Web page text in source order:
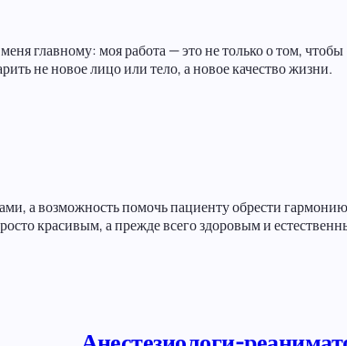
главному: моя работа — это не только о том,
не новое лицо или тело, а новое качество жизни.
а возможность помочь пациенту обрести
красивым, а прежде всего здоровым и